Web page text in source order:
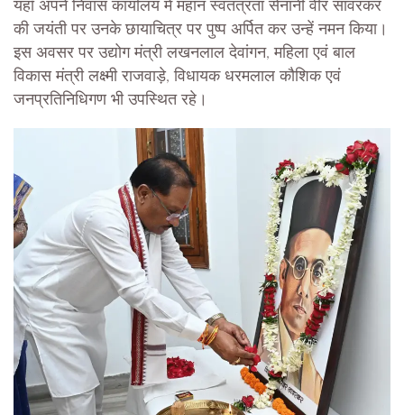
यहाँ अपने निवास कार्यालय में महान स्वतंत्रता सेनानी वीर सावरकर
की जयंती पर उनके छायाचित्र पर पुष्प अर्पित कर उन्हें नमन किया।
इस अवसर पर उद्योग मंत्री लखनलाल देवांगन, महिला एवं बाल
विकास मंत्री लक्ष्मी राजवाड़े, विधायक धरमलाल कौशिक एवं
जनप्रतिनिधिगण भी उपस्थित रहे।